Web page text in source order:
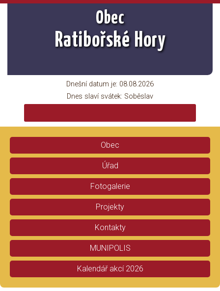
Obec
Ratibořské Hory
Dnešní datum je: 08.08.2026
Dnes slaví svátek: Soběslav
Obec
Úřad
Fotogalerie
Projekty
Kontakty
MUNIPOLIS
Kalendář akcí 2026